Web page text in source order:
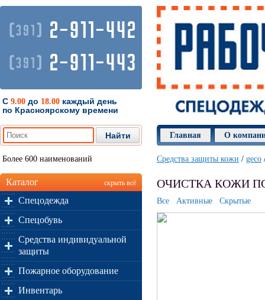
(391) 2-911-442
(391) 2-911-443
С 9.00 до 18.00 каждый день
по Красноярскому времени
Главная О
Более 600 наименований
Каталог скрыть всё
Спецодежда
Спецобувь
Средства индивидуальной
защиты
Пожарное оборудование
Инвентарь
Средства защиты кожи / geco
ОЧИСТКА КОЖИ
Все Активные Скрытые